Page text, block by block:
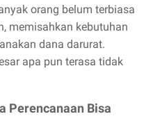
orang belum terbiasa
memisahkan kebutuhan
dana darurat.
apa pun terasa tidak
Perencanaan Bisa